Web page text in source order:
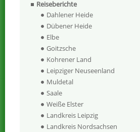
Reiseberichte
Dahlener Heide
Dübener Heide
Elbe
Goitzsche
Kohrener Land
Leipziger Neuseenland
Muldetal
Saale
Weiße Elster
Landkreis Leipzig
Landkreis Nordsachsen